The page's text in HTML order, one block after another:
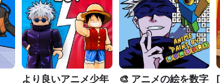
より良いアニメ少年 🎨 アニメの絵を数字